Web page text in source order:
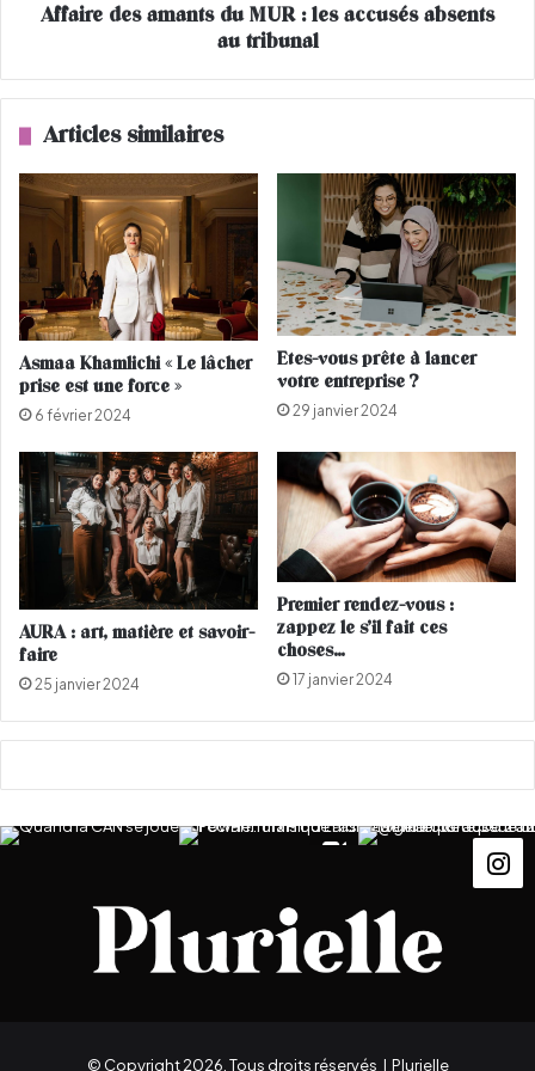
u
T
b
e
d
M
U
:
l
e
s
a
c
u
s
é
s
a
b
s
e
n
t
s
u
Affaire des amants du MUR : les accusés absents
au tribunal
Articles similaires
Asmaa Khamlichi « Le lâcher
prise est une force »
6 février 2024
Etes-vous prête à lancer
votre entreprise ?
29 janvier 2024
AURA : art, matière et savoir-
faire
25 janvier 2024
Premier rendez-vous :
zappez le s’il fait ces
choses…
17 janvier 2024
© Copyright 2026, Tous droits réservés | Plurielle